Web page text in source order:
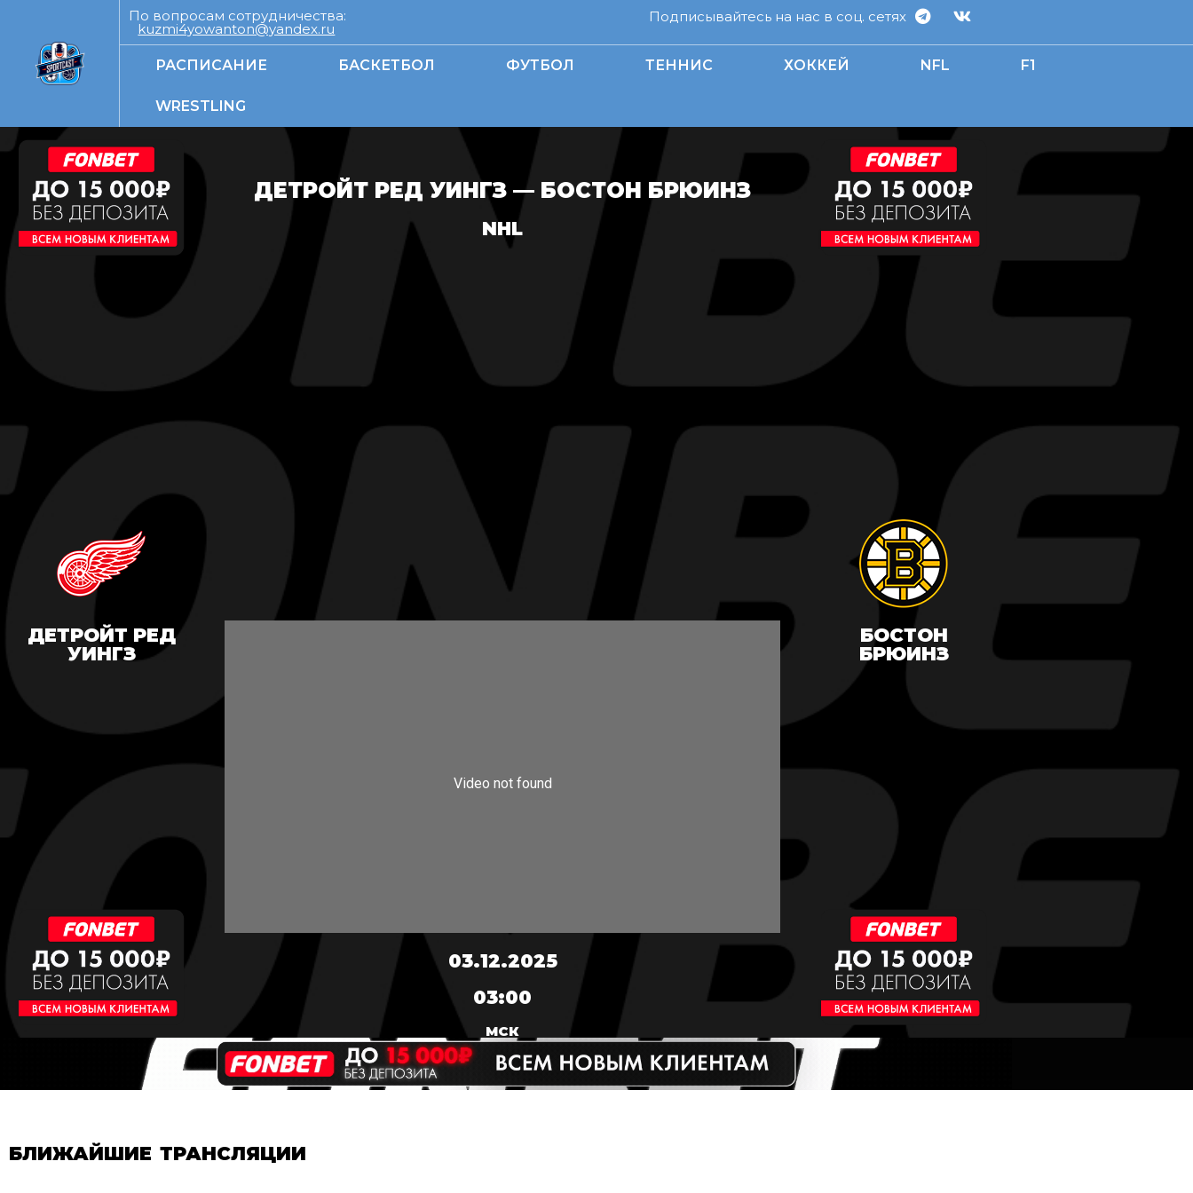
По вопросам сотрудничества:
kuzmi4yowanton@yandex.ru
Подписывайтесь на нас в соц. сетях
РАСПИСАНИЕ БАСКЕТБОЛ ФУТБОЛ ТЕННИС ХОККЕЙ NFL F1
WRESTLING
ДЕТРОЙТ РЕД
УИНГЗ
ДЕТРОЙТ РЕД УИНГЗ — БОСТОН БРЮИНЗ
NHL
03.12.2025
03:00
МСК
БОСТОН
БРЮИНЗ
БЛИЖАЙШИЕ ТРАНСЛЯЦИИ